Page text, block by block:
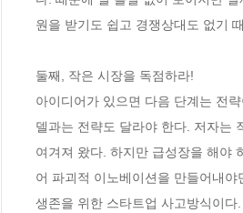
원을 받기도 쉽고 경쟁상대도 없기
둘째, 작은 시장을 독점하라!
아이디어가 있으면 다음 단계는 전
델과는 전략도 달라야 한다. 저자는
여겨져 왔다. 하지만 급성장을 해야
어 파괴적 이노베이션을 만들어내
생존을 위한 스타트업 사고방식이다.